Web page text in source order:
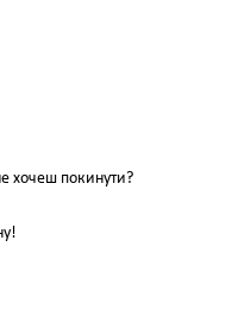
хочеш покинути?